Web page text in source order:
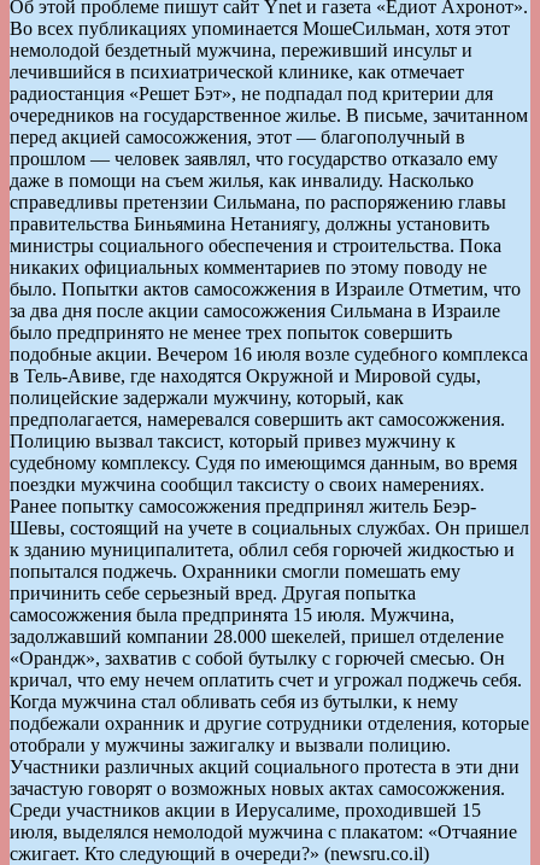
Об этой проблеме пишут сайт Ynet и газета «Едиот Ахронот».
Во всех публикациях упоминается МошеСильман, хотя этот
немолодой бездетный мужчина, переживший инсульт и
лечившийся в психиатрической клинике, как отмечает
радиостанция «Решет Бэт», не подпадал под критерии для
очередников на государственное жилье. В письме, зачитанном
перед акцией самосожжения, этот — благополучный в
прошлом — человек заявлял, что государство отказало ему
даже в помощи на съем жилья, как инвалиду. Насколько
справедливы претензии Сильмана, по распоряжению главы
правительства Биньямина Нетаниягу, должны установить
министры социального обеспечения и строительства. Пока
никаких официальных комментариев по этому поводу не
было. Попытки актов самосожжения в Израиле Отметим, что
за два дня после акции самосожжения Сильмана в Израиле
было предпринято не менее трех попыток совершить
подобные акции. Вечером 16 июля возле судебного комплекса
в Тель-Авиве, где находятся Окружной и Мировой суды,
полицейские задержали мужчину, который, как
предполагается, намеревался совершить акт самосожжения.
Полицию вызвал таксист, который привез мужчину к
судебному комплексу. Судя по имеющимся данным, во время
поездки мужчина сообщил таксисту о своих намерениях.
Ранее попытку самосожжения предпринял житель Беэр-
Шевы, состоящий на учете в социальных службах. Он пришел
к зданию муниципалитета, облил себя горючей жидкостью и
попытался поджечь. Охранники смогли помешать ему
причинить себе серьезный вред. Другая попытка
самосожжения была предпринята 15 июля. Мужчина,
задолжавший компании 28.000 шекелей, пришел отделение
«Орандж», захватив с собой бутылку с горючей смесью. Он
кричал, что ему нечем оплатить счет и угрожал поджечь себя.
Когда мужчина стал обливать себя из бутылки, к нему
подбежали охранник и другие сотрудники отделения, которые
отобрали у мужчины зажигалку и вызвали полицию.
Участники различных акций социального протеста в эти дни
зачастую говорят о возможных новых актах самосожжения.
Среди участников акции в Иерусалиме, проходившей 15
июля, выделялся немолодой мужчина с плакатом: «Отчаяние
сжигает. Кто следующий в очереди?» (newsru.co.il)